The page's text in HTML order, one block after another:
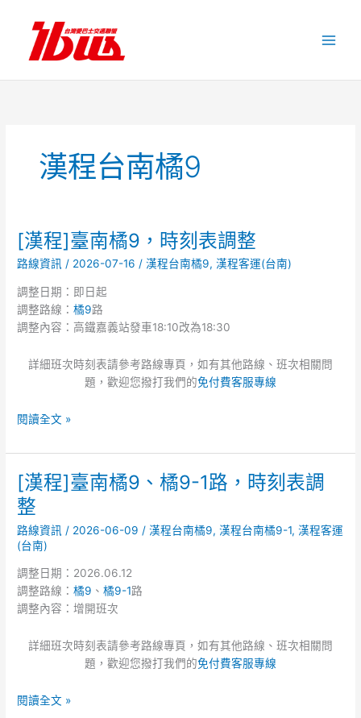
內
漢程台南橘9
[漢程]臺南橘9，時刻表調整
路線資訊 / 2026-07-16/漢程台南橘9,漢程客運(台南)
調整日期：即日起
調整路線：橘9路
調整內容：高鐵嘉義站發車18:10改為18:30
詳細班次時刻表請參考路線專頁，如有其他路線、班次相關問
題，歡迎您撥打我們的免付費客服專線
[漢
程]
臺
南
橘
9，
整
閱讀全文 »
[漢程]臺南橘9、橘9-1路，時刻表調
整
路線資訊 / 2026-06-09 /漢程台南橘9,漢程台南橘9-1,漢程客運
(台南)
調整日期：2026.06.12
調整路線：橘9 、橘9-1路
調整內容：增開班次
詳細班次時刻表請參考路線專頁，如有其他路線、班次相關問
題，歡迎您撥打我們的免付費客服專線
[漢
程]
臺
南
橘
9、
橘
9-
路，
調
閱讀全文 »